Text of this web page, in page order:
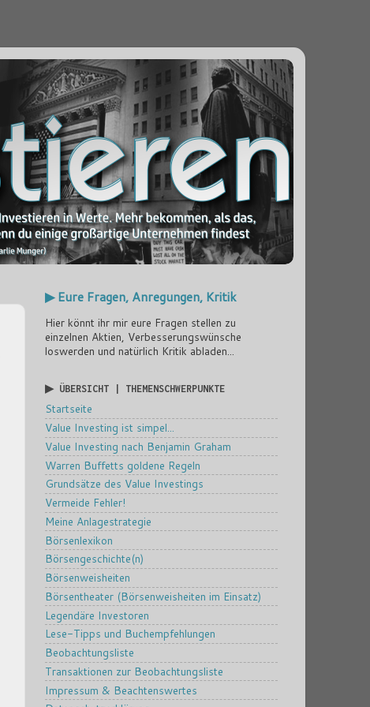
▶ Eure Fragen, Anregungen, Kritik
Hier könnt ihr mir eure Fragen stellen zu
einzelnen Aktien, Verbesserungswünsche
loswerden und natürlich Kritik abladen...
▶ ÜBERSICHT | THEMENSCHWERPUNKTE
Startseite
Value Investing ist simpel...
Value Investing nach Benjamin Graham
Warren Buffetts goldene Regeln
Grundsätze des Value Investings
Vermeide Fehler!
Meine Anlagestrategie
Börsenlexikon
Börsengeschichte(n)
Börsenweisheiten
Börsentheater (Börsenweisheiten im Einsatz)
Legendäre Investoren
Lese-Tipps und Buchempfehlungen
Beobachtungsliste
Transaktionen zur Beobachtungsliste
Impressum & Beachtenswertes